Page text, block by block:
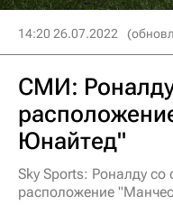
14:20 26.07.2022
СМИ:
Юнайтед"
Sky Sports: Роналду
расположение